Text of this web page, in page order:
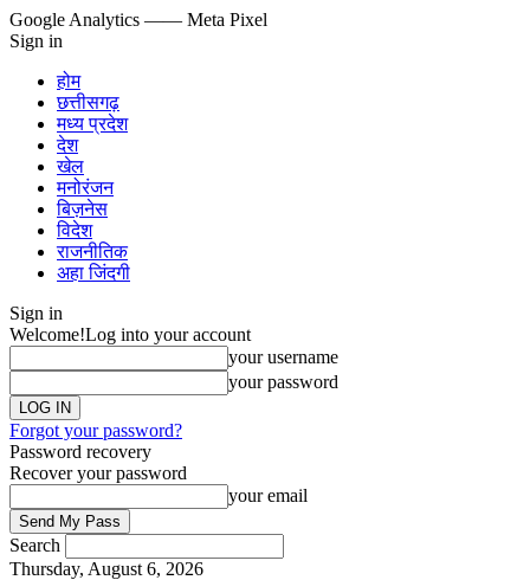
Google Analytics —— Meta Pixel
Sign in
होम
छत्तीसगढ़
मध्य प्रदेश
देश
खेल
मनोरंजन
बिज़नेस
विदेश
राजनीतिक
अहा जिंदगी
Sign in
Welcome!Log into your account
your username
your password
Forgot your password?
Password recovery
Recover your password
your email
Search
Thursday, August 6, 2026